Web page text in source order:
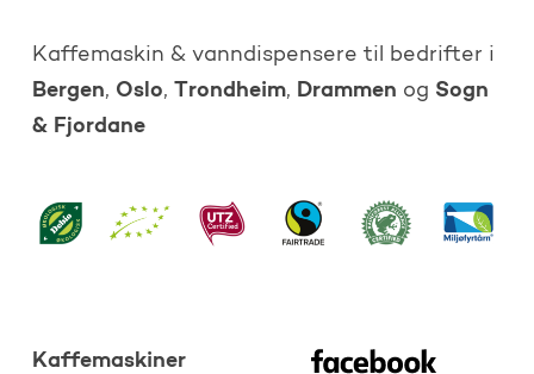
Kaffemaskin & vanndispensere til bedrifter i
Bergen, Oslo, Trondheim, Drammen og Sogn
& Fjordane
Kaffemaskiner